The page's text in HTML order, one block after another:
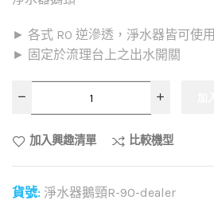
► 各式 RO 逆滲透，淨水器皆可使用
► 固定於流理台上之出水開關
加入興趣清單 比較機型
貨號: 淨水器鵝頸R-90-dealer